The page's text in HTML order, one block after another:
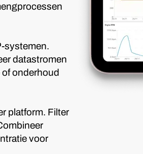
systemen.
datastromen
onderhoud
platform. Filter
voor